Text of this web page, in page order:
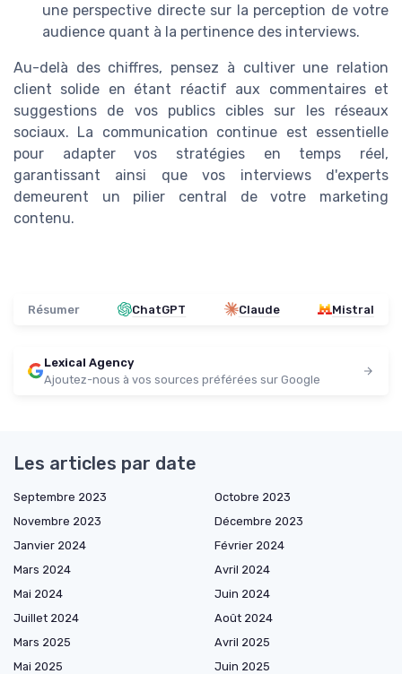
une perspective directe sur la perception de votre
audience quant à la pertinence des interviews.
Au-delà des chiffres, pensez à cultiver une relation
client solide en étant réactif aux commentaires et
suggestions de vos publics cibles sur les réseaux
sociaux. La communication continue est essentielle
pour adapter vos stratégies en temps réel,
garantissant ainsi que vos interviews d'experts
demeurent un pilier central de votre marketing
contenu.
Résumer ChatGPT Claude Mistral
Lexical Agency
Ajoutez-nous à vos sources préférées sur Google
Les articles par date
Septembre 2023
Octobre 2023
Novembre 2023
Décembre 2023
Janvier 2024
Février 2024
Mars 2024
Avril 2024
Mai 2024
Juin 2024
Juillet 2024
Août 2024
Mars 2025
Avril 2025
Mai 2025
Juin 2025